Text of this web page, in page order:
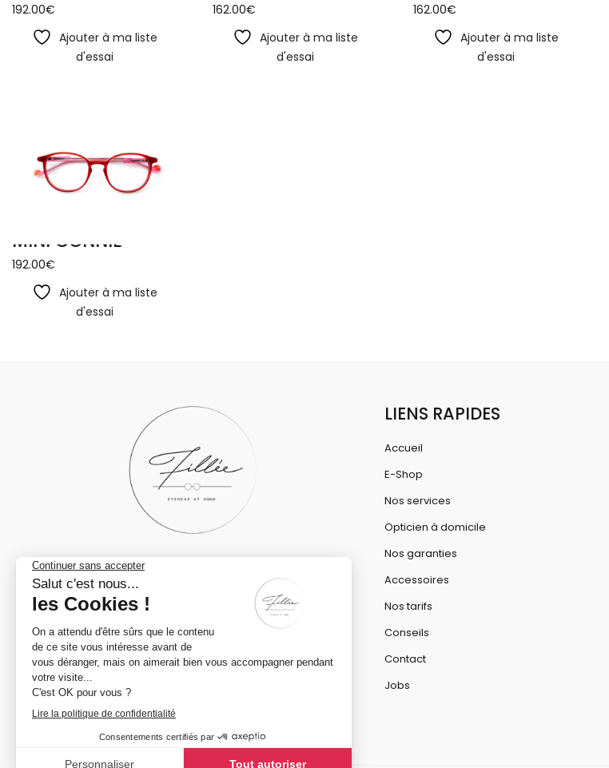
192.00€
Ajouter à ma liste
d'essai
162.00€
Ajouter à ma liste
d'essai
162.00€
Ajouter à ma liste
d'essai
MINI CONNIE
192.00€
Ajouter à ma liste
d'essai
DES QUESTIONS ?
0472/02.71.14
LIENS RAPIDES
Accueil
E-Shop
Nos services
Opticien à domicile
Nos garanties
Accessoires
Nos tarifs
Conseils
Contact
Jobs